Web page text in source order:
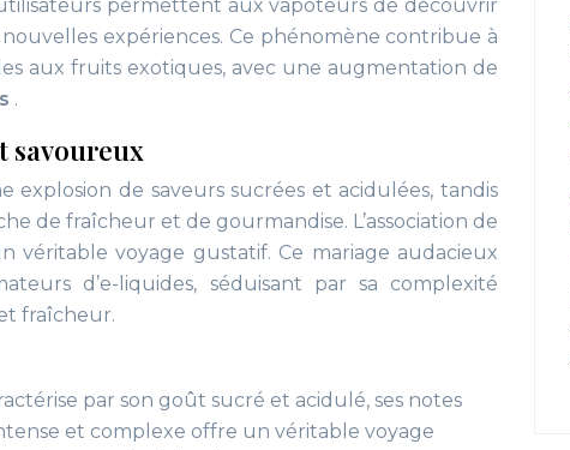
permettent aux vapoteurs de découvrir
expériences. Ce phénomène contribue à
aux fruits exotiques, avec une augmentation de
.
savoureux
de saveurs sucrées et acidulées, tandis
de fraîcheur et de gourmandise. L’association de
voyage gustatif. Ce mariage audacieux
d’e-liquides, séduisant par sa complexité
fraîcheur.
par son goût sucré et acidulé, ses notes
et complexe offre un véritable voyage